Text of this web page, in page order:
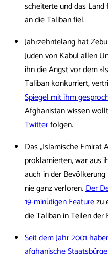
scheiterte und das
an die Taliban fiel.
Jahrzehntelang hat
Juden von Kabul allen
ihn die Angst vor dem
Taliban konkurriert,
Spiegel mit ihm
Afghanistan wissen
Twitterfolgen.
Das „Islamische Emirat
proklamierten, war aus
auch in der
nie ganz verloren.Der
19-minütigen Featurezu
die Taliban in Teilen
Seit dem Jahr 2001